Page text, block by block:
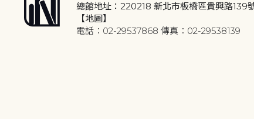
總館地址：220218 新北市板橋區貴興路139
【地圖】
電話：02-29537868 傳真：02-29538139